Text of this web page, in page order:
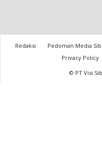
Redaksi Pedoman Media
Privacy Policy
© PT Visi